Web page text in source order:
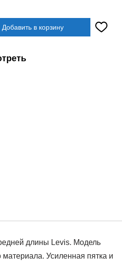
Добавить в корзину
длины Levis. Модель
Усиленная пятка и